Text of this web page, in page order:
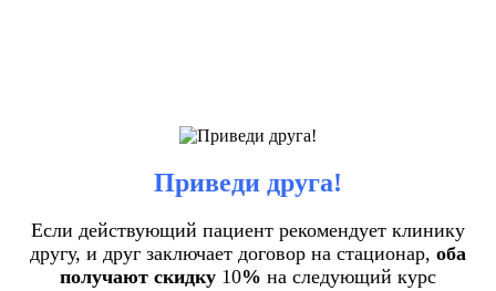
Приведи друга!
Если действующий пациент рекомендует клинику
другу, и друг заключает договор на стационар, оба
получают скидку 10% на следующий курс